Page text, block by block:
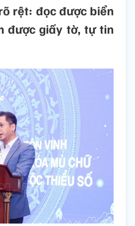
rệt: đọc được biển
được giấy tờ, tự tin